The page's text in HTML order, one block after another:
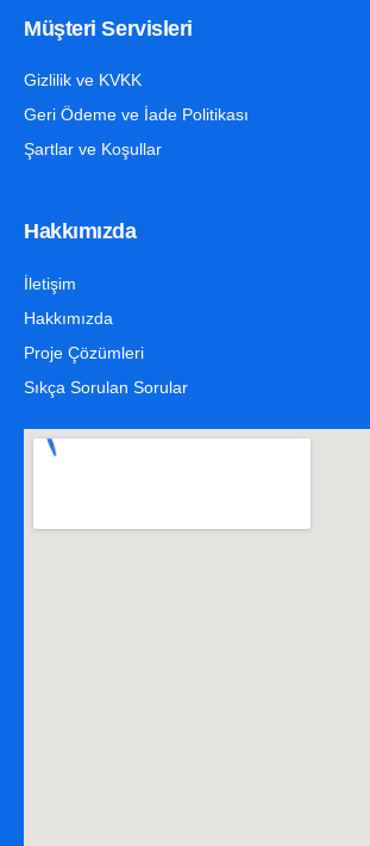
Müşteri Servisleri
Gizlilik ve KVKK
Geri Ödeme ve İade Politikası
Şartlar ve Koşullar
Hakkımızda
İletişim
Hakkımızda
Proje Çözümleri
Sıkça Sorulan Sorular